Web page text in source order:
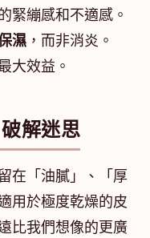
緊繃感和不適感。
濕 ，而非消炎。
大效益。
解迷思
在「油膩」、「厚
用於極度乾燥的皮
比我們想像的更廣